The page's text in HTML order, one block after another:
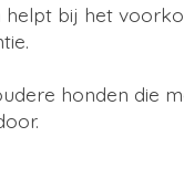
bij het
honden die